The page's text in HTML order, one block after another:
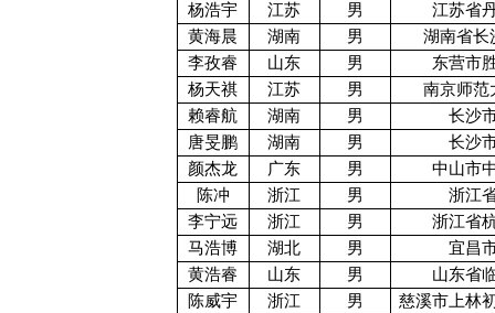
杨浩宇
江苏 男
江苏省
黄海晨
湖南 男
湖南省长
李孜睿
山东 男
东营市
杨天祺
江苏 男
南京师范
赖睿航
湖南 男
长沙
唐旻鹏
湖南 男
长沙
颜杰龙
广东 男
中山市
陈冲
浙江 男
浙江
李宁远
浙江 男
浙江省
马浩博
湖北 男
宜昌
黄浩睿
山东 男
山东省
陈威宇
浙江 男
慈溪市上林